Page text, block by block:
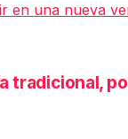
en una nueva
tradicional,